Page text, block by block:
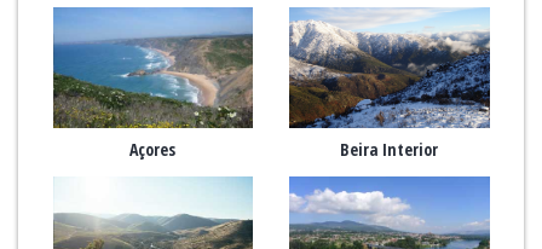
Açores Beira Interior